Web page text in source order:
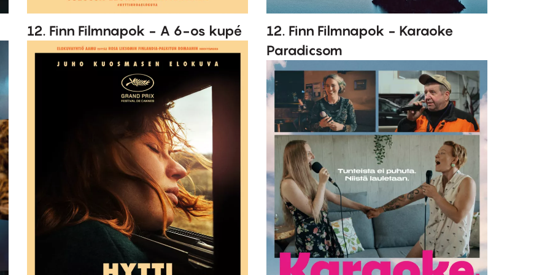
12. Finn Filmnapok - A 6-os kupé
12. Finn Filmnapok - Karaoke
Paradicsom